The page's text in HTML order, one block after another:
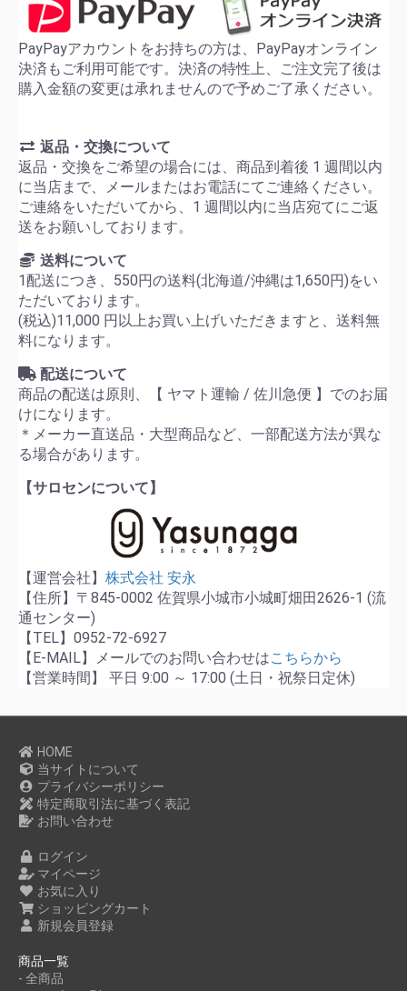
PayPayアカウントをお持ちの方は、PayPayオンライン
決済もご利用可能です。決済の特性上、ご注文完了後は
購入金額の変更は承れませんので予めご了承ください。
返品・交換について
返品・交換をご希望の場合には、商品到着後 1 週間以内
に当店まで、メールまたはお電話にてご連絡ください。
ご連絡をいただいてから、1 週間以内に当店宛てにご返
送をお願いしております。
送料について
1配送につき、550円の送料(北海道/沖縄は1,650円)をい
ただいております。
(税込)11,000 円以上お買い上げいただきますと、送料無
料になります。
配送について
商品の配送は原則、【 ヤマト運輸 / 佐川急便 】でのお届
けになります。
＊メーカー直送品・大型商品など、一部配送方法が異な
る場合があります。
【サロセンについて】
【運営会社】 株式会社 安永
【住所】〒845-0002 佐賀県小城市小城町畑田2626-1 (流
通センター)
【TEL】0952-72-6927
【E-MAIL】メールでのお問い合わせはこちらから
【営業時間】 平日 9:00 ～ 17:00 (土日・祝祭日定休)
HOME
当サイトについて
プライバシーポリシー
特定商取引法に基づく表記
お問い合わせ
ログイン
マイページ
お気に入り
ショッピングカート
新規会員登録
商品一覧
- 全商品